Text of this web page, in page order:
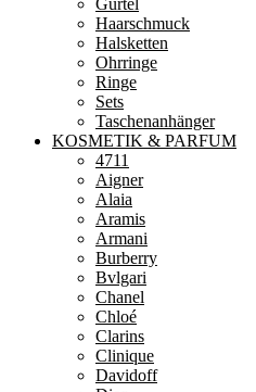
Gürtel
Haarschmuck
Halsketten
Ohrringe
Ringe
Sets
Taschenanhänger
KOSMETIK & PARFUM
4711
Aigner
Alaia
Aramis
Armani
Burberry
Bvlgari
Chanel
Chloé
Clarins
Clinique
Davidoff